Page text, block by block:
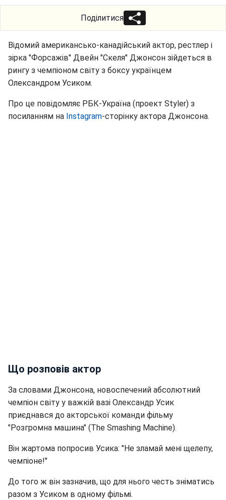
Поділитися
Відомий американсько-канадійський актор, рестлер і
зірка "Форсажів" Двейн "Скеля" Джонсон зійдеться в
рингу з чемпіоном світу з боксу українцем
Олександром Усиком.
Про це повідомляє РБК-Україна (проект Styler) з
посиланням на Instagram-сторінку актора Джонсона.
Що розповів актор
За словами Джонсона, новоспечений абсолютний
чемпіон світу у важкій вазі Олександр Усик
приєднався до акторської команди фільму
"Розгромна машина" (The Smashing Machine).
Він жартома попросив Усика: "Не зламай мені щелепу,
чемпіоне!"
До того ж він зазначив, що для нього честь зніматись
разом з Усиком в одному фільмі.